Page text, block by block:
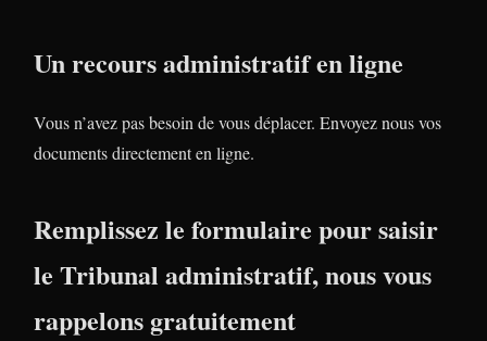
Un recours administratif en ligne
Vous n’avez pas besoin de vous déplacer. Envoyez nous vos
documents directement en ligne.
Remplissez le formulaire pour saisir
le Tribunal administratif, nous vous
rappelons gratuitement